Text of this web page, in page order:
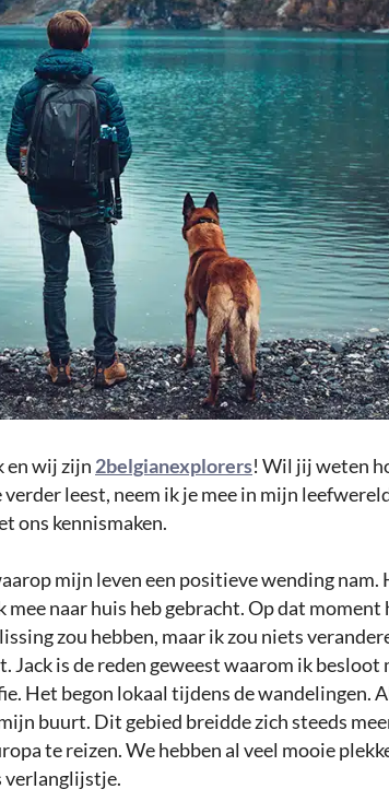
en wij zijn 2belgianexplorers! Wil jij weten
verder leest, neem ik je mee in mijn
ons kennismaken.
mijn leven een positieve wending nam.
mee naar huis heb gebracht. Op dat moment
zou hebben, maar ik zou niets
Jack is de reden geweest waarom ik besloot
Het begon lokaal tijdens de wandelingen.
buurt. Dit gebied breidde zich steeds
te reizen. We hebben al veel mooie
verlanglijstje.